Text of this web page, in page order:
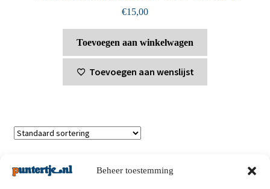
Beheer toestemming
€15,00
Toevoegen aan winkelwagen
Toevoegen aan wenslijst